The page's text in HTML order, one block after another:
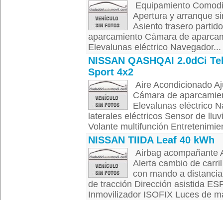
Equipamiento
Apertura y arranque
Asiento trasero
aparcamiento Cámara de
Elevalunas eléctrico Navegador...
NISSAN QASHQAI 2.0dCi
Sport 4x2
Aire Acondicionado
Cámara de
Elevalunas eléctrico
laterales eléctricos Sensor de
Volante multifunción
NISSAN TIIDA Leaf 40 kWh
Airbag acompañante
Alerta cambio de
con mando a
de tracción Dirección asistida
Inmovilizador ISOFIX Luces de